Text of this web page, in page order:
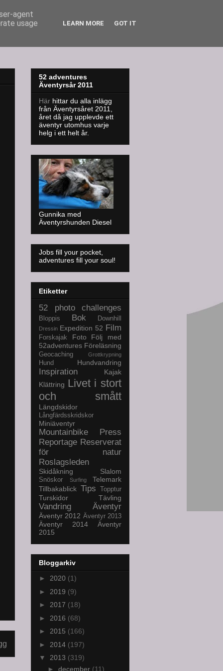
52 adventures
Äventyrsår 2011
Här hittar du alla inlägg
från Äventyrsåret 2011,
året då jag upplevde ett
äventyr utomhus varje
helg i ett helt år.
Gunnika med
Äventyrshunden Diesel
Jobs fill your pocket,
adventures fill your soul!
Etiketter
52 photo challenges
Bloppis Bok Downhill
Dressin Expedition 52 Film
Forskajak Foto
Följ med
52adventures Föreläsning
Geocaching Grottkrypning
Hund Hundvandring
Inspiration
Kajak
Klättring Livet i stort
och smått
Längdskidor
Långfärdsskridskor
Miniäventyr
Mountainbike
Press
Reportage Reserverat
för natur
Roslagsleden
Skidåkning Slalom
Snöskor Surfing
Telemark
Tillbakablick Tips Topptur
Turskidor Tävling
Vandring Äventyr
Äventyr 2012 Äventyr 2013
Äventyr 2014
Äventyr
2015
Bloggarkiv
► 2020 (1)
► 2019 (9)
► 2017 (18)
► 2016 (68)
► 2015 (166)
► 2014 (197)
▼ 2013 (319)
► december (11)
agent
usage
LEARN MORE GOT IT